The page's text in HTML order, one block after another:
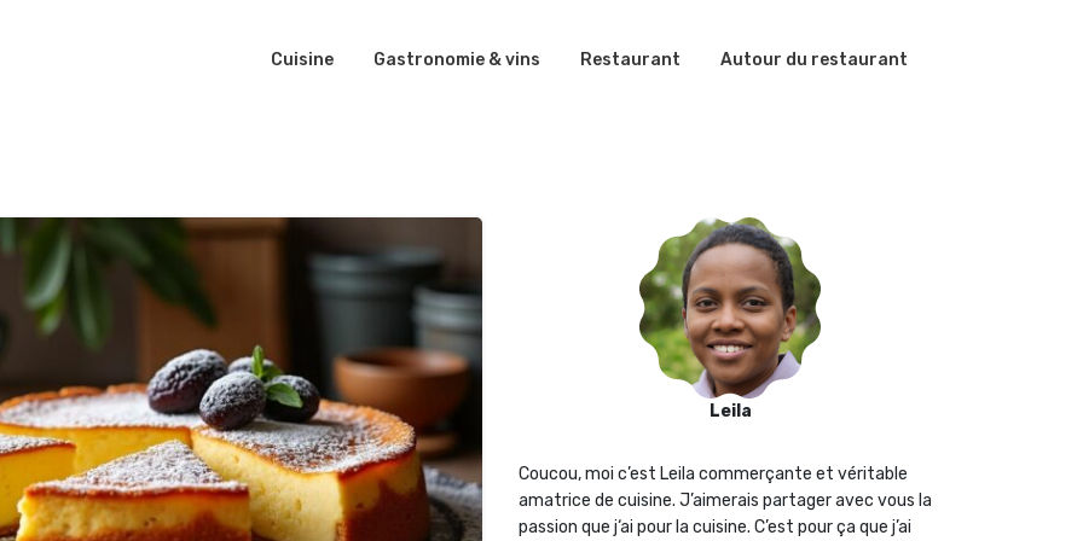
Cuisine Gastronomie & vins Restaurant Autour du restaurant
Leila
Coucou, moi c’est Leila commerçante et véritable
amatrice de cuisine. J’aimerais partager avec vous la
passion que j‘ai pour la cuisine. C’est pour ça que j’ai